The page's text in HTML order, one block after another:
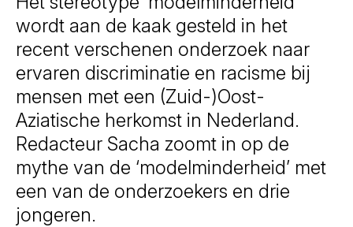
wordt aan de kaak gesteld in het
recent verschenen onderzoek naar
ervaren discriminatie en racisme bij
mensen met een (Zuid-)Oost-
Aziatische herkomst in Nederland.
Redacteur Sacha zoomt in op de
mythe van de ‘modelminderheid’ met
een van de onderzoekers en drie
jongeren.